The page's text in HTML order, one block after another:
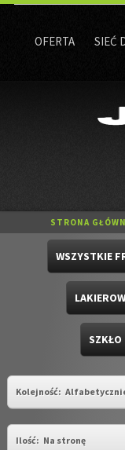
OFERTA
SIEĆ
STRONA
WSZYSTKIE
SZKŁO
Kolejność:
Ilość: Na stronę